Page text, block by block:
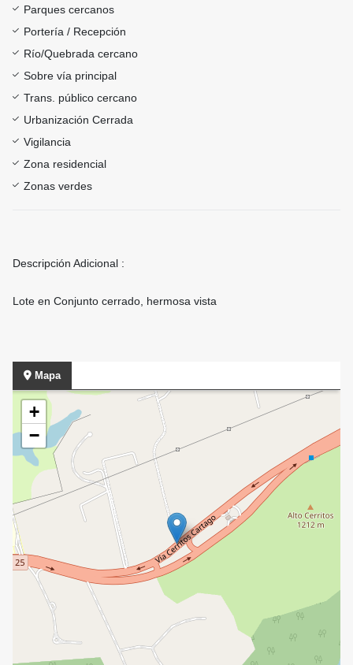
Parques cercanos
Portería / Recepción
Río/Quebrada cercano
Sobre vía principal
Trans. público cercano
Urbanización Cerrada
Vigilancia
Zona residencial
Zonas verdes
Descripción Adicional :
Lote en Conjunto cerrado, hermosa vista
Mapa
+
−